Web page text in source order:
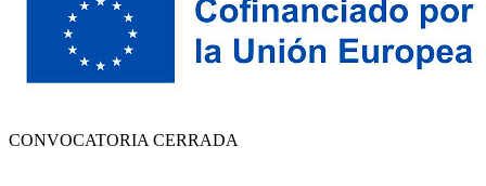
CONVOCATORIA CERRADA